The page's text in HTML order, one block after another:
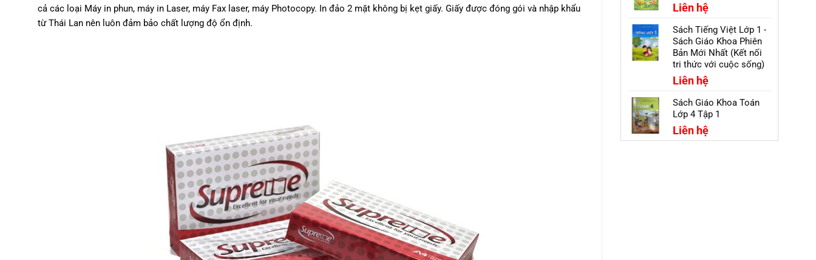
Liên hệ
Sách Tiếng Việt Lớp 1 -
Sách Giáo Khoa Phiên
Bản Mới Nhất (Kết nối
tri thức với cuộc sống)
Liên hệ
Sách Giáo Khoa Toán
Lớp 4 Tập 1
Liên hệ
cả các loại Máy in phun, máy in Laser, máy Fax laser, máy Photocopy. In đảo 2 mặt không bị kẹt giấy. Giấy được đóng gói và nhập khẩu
từ Thái Lan nên luôn đảm bảo chất lượng độ ổn định.